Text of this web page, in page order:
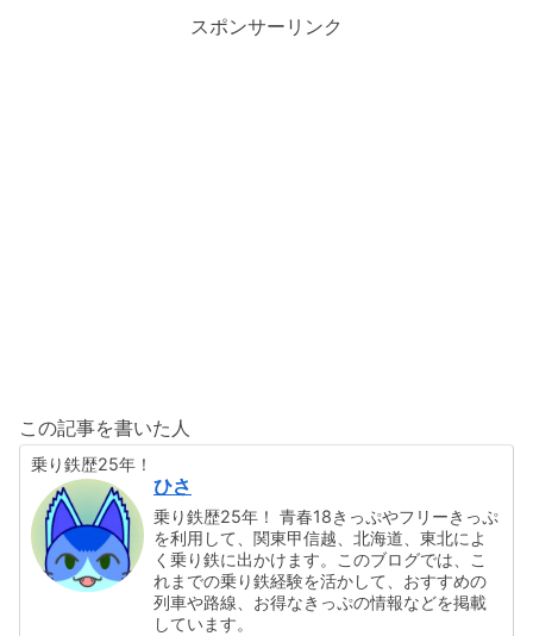
スポンサーリンク
この記事を書いた人
乗り鉄歴25年！
ひさ
乗り鉄歴25年！ 青春18きっぷやフリーきっぷ
を利用して、関東甲信越、北海道、東北によ
く乗り鉄に出かけます。このブログでは、こ
れまでの乗り鉄経験を活かして、おすすめの
列車や路線、お得なきっぷの情報などを掲載
しています。